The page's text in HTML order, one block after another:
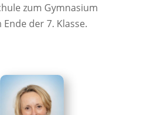
zum Gymnasium
der 7. Klasse.